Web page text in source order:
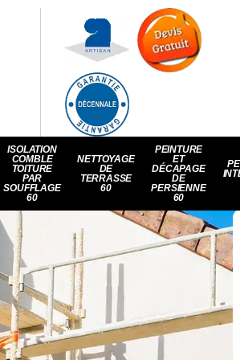
ISOLATION
COMBLE
TOITURE
PAR
SOUFFLAGE
60
NETTOYAGE
DE
TERRASSE
60
PEINTURE
ET
DÉCAPAGE
DE
PERSIENNE
60